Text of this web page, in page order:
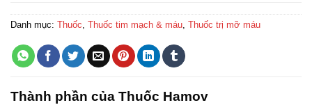
Danh mục: Thuốc, Thuốc tim mạch & máu, Thuốc trị mỡ máu
Thành phần của Thuốc Hamov